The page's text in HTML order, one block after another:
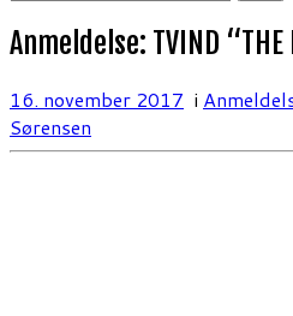
Anmeldelse: TVIND “THE
16. november 2017 i
Sørensen